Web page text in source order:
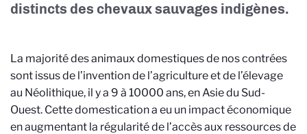
distincts des chevaux sauvages indigènes.
La majorité des animaux domestiques de nos contrées
sont issus de l’invention de l’agriculture et de l’élevage
au Néolithique, il y a 9 à 10000 ans, en Asie du Sud-
Ouest. Cette domestication a eu un impact économique
en augmentant la régularité de l’accès aux ressources de